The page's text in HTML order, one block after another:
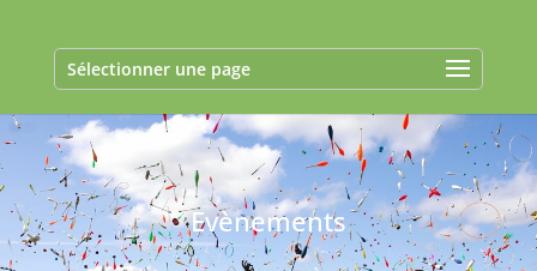
Sélectionner une page
Evènements